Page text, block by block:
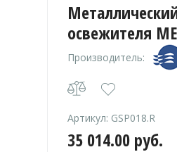
освежителя
Производитель:
Артикул: GSP018.R
35 014.00 руб.